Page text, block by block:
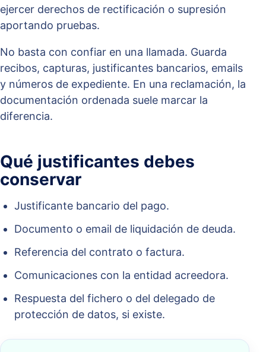
ejercer derechos de rectificación o supresión
aportando pruebas.
No basta con confiar en una llamada. Guarda
recibos, capturas, justificantes bancarios, emails
y números de expediente. En una reclamación, la
documentación ordenada suele marcar la
diferencia.
Qué justificantes debes
conservar
Justificante bancario del pago.
Documento o email de liquidación de deuda.
Referencia del contrato o factura.
Comunicaciones con la entidad acreedora.
Respuesta del fichero o del delegado de
protección de datos, si existe.